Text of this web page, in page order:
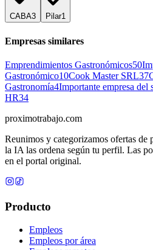
CABA3 Pilar1
Empresas similares
Emprendimientos Gastronómicos50
Gastronómico10Cook Master SRL37
Gastronomía4Importante empresa del
HR34
proximotrabajo.com
Reunimos y categorizamos ofertas de
la IA las ordena según tu perfil. Las
en el portal original.
Producto
Empleos
Empleos por área